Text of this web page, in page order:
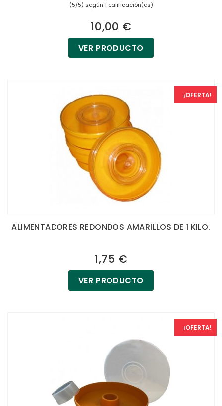
(5/5) según 1 calificación(es)
10,00 €
VER PRODUCTO
¡OFERTA!
ALIMENTADORES REDONDOS AMARILLOS DE 1 KILO.
1,75 €
VER PRODUCTO
¡OFERTA!